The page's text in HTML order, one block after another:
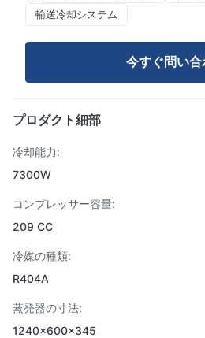
輸送冷却システム
今すぐ問い合
プロダクト細部
冷却能力:
7300W
コンプレッサー容量:
209 CC
冷媒の種類:
R404A
蒸発器の寸法:
1240×600×345